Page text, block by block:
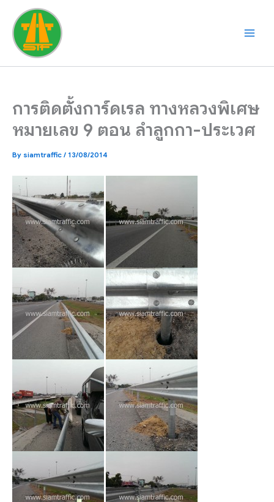
content
การติดตั้งการ์ดเรล ทางหลวงพิเศษ
หมายเลข 9 ตอน ลำลูกกา-ประเวศ
By siamtraffic / 13/08/2014